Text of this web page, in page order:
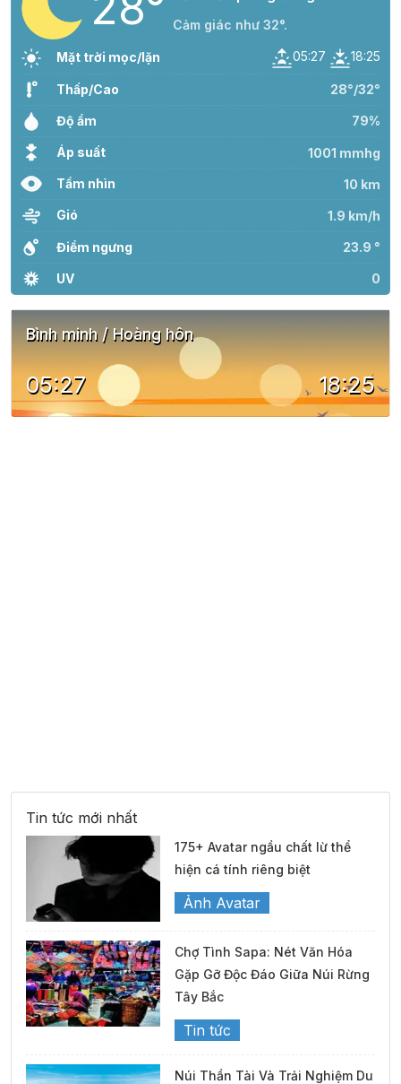
Cảm giác như 32°.
Mặt trời mọc/lặn 05:27 18:25
Thấp/Cao 28°/32°
Độ ẩm 79%
Áp suất 1001 mmhg
Tầm nhìn 10 km
Gió 1.9 km/h
Điểm ngưng 23.9 °
UV 0
Bình minh / Hoàng hôn
05:27 18:25
Tin tức mới nhất
175+ Avatar ngầu chất lừ thể
hiện cá tính riêng biệt
Ảnh Avatar
Chợ Tình Sapa: Nét Văn Hóa
Gặp Gỡ Độc Đáo Giữa Núi Rừng
Tây Bắc
Tin tức
Núi Thần Tài Và Trải Nghiệm Du